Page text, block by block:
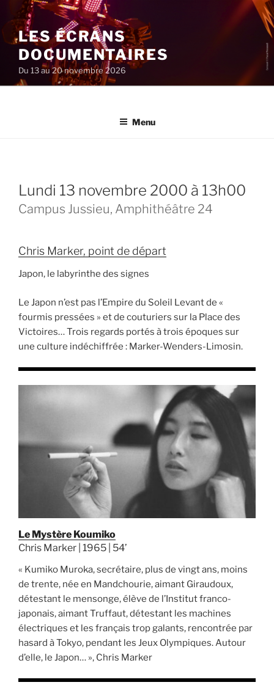
au
contenu
principal
LES ÉCRANS
DOCUMENTAIRES
Du 13 au 20 novembre 2026
Menu
lundi 13 novembre 2000 à 13h00
Campus Jussieu, Amphithéâtre 24
Chris Marker, point de départ
Japon, le labyrinthe des signes
Le Japon n’est pas l’Empire du Soleil Levant de «
fourmis pressées » et de couturiers sur la Place des
Victoires… Trois regards portés à trois époques sur
une culture indéchiffrée : Marker-Wenders-Limosin.
Le Mystère Koumiko
Chris Marker | 1965 | 54’
« Kumiko Muroka, secrétaire, plus de vingt ans, moins
de trente, née en Mandchourie, aimant Giraudoux,
détestant le mensonge, élève de l’Institut franco-
japonais, aimant Truffaut, détestant les machines
électriques et les français trop galants, rencontrée par
hasard à Tokyo, pendant les Jeux Olympiques. Autour
d’elle, le Japon… », Chris Marker